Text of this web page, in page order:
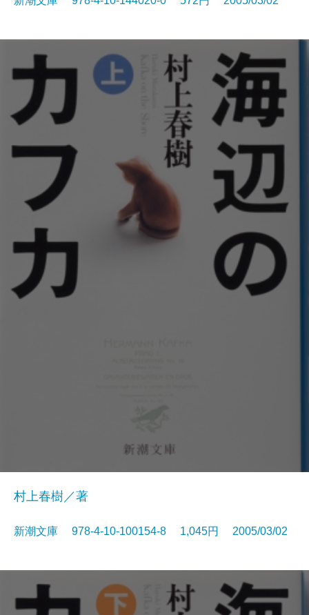
村上春樹／著
新潮文庫 978-4-10-100154-8 1,045円 2005/03/02